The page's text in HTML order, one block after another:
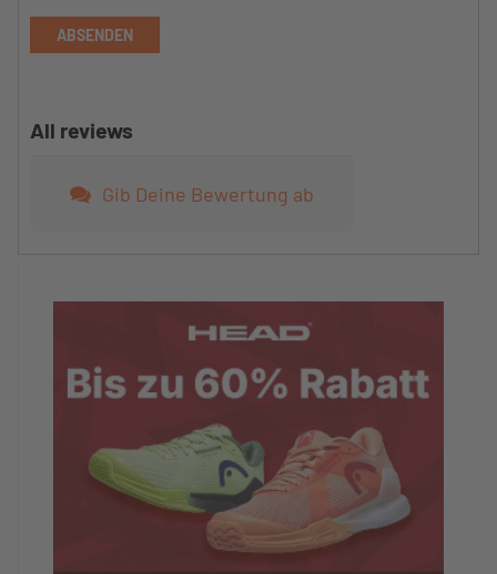
ABSENDEN
All reviews
Gib Deine Bewertung ab